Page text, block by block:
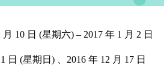
10 日 (星期六) – 2017 年 1 月 2 日
日 (星期日) 、2016 年 12 月 17 日